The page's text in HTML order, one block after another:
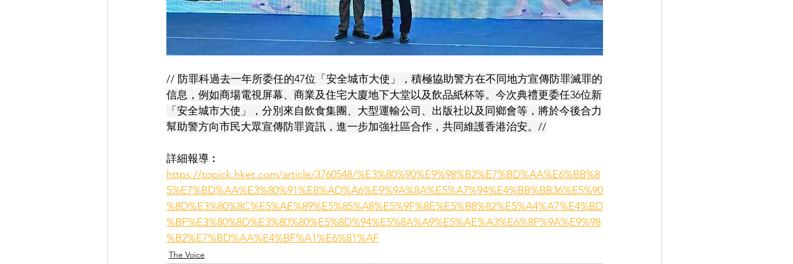
// 防罪科過去一年所委任的47位「安全城市大使」，積極協助警方在不同地方宣傳防罪滅罪的
信息，例如商場電視屏幕、商業及住宅大廈地下大堂以及飲品紙杯等。今次典禮更委任36位新
「安全城市大使」，分別來自飲食集團、大型運輸公司、出版社以及同鄉會等，將於今後合力
幫助警方向市民大眾宣傳防罪資訊，進一步加強社區合作，共同維護香港治安。//
詳細報導︰
https://topick.hket.com/article/3760548/%E3%80%90%E9%98%B2%E7%BD%AA%E6%BB%8
5%E7%BD%AA%E3%80%91%E8%AD%A6%E9%9A%8A%E5%A7%94%E4%BB%BB36%E5%90
%8D%E3%80%8C%E5%AE%89%E5%85%A8%E5%9F%8E%E5%B8%82%E5%A4%A7%E4%BD
%BF%E3%80%8D%E3%80%80%E5%8D%94%E5%8A%A9%E5%AE%A3%E6%8F%9A%E9%98
%B2%E7%BD%AA%E4%BF%A1%E6%81%AF
The Voice